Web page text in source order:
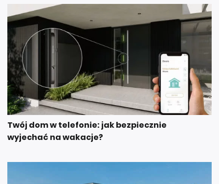
Twój dom w telefonie: jak bezpiecznie
wyjechać na wakacje?